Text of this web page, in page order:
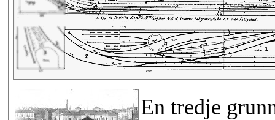
En tredje